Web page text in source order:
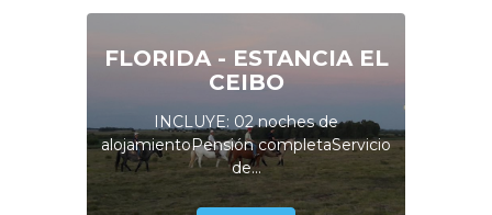
FLORIDA - ESTANCIA EL
CEIBO
INCLUYE: 02 noches de
alojamientoPensión completaServicio
de...